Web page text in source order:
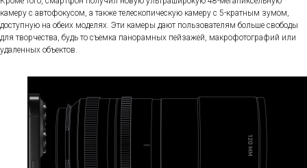
камеру с автофокусом, а также телескопическую камеру с 5-кратным зумом,
доступную на обеих моделях. Эти камеры дают пользователям больше свободы
для творчества, будь то съемка панорамных пейзажей, макрофотографий или
удаленных объектов.